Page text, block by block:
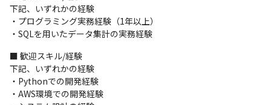
＜ミッション＞
・顧客に『FULL KAITEN』を導入するために、顧客システムと
『FULL KAITEN』との間でデータを自動連携させるプログラムを
実装し、スムーズに導入を進めることがデータエンジニアのミッ
ションです
■ この仕事の面白み、魅力
・AI×SaaSのサービスに携われます
下記、いずれかの経験
・プログラミング実務経験（1年以上）
・SQLを用いたデータ集計の実務経験
■ 歓迎スキル/経験
下記、いずれかの経験
・Pythonでの開発経験
・AWS環境での開発経験